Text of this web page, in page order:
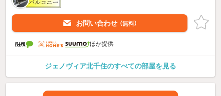
お問い合わせ （無料）
ほか提供
ジェノヴィア北千住のすべての部屋を見る